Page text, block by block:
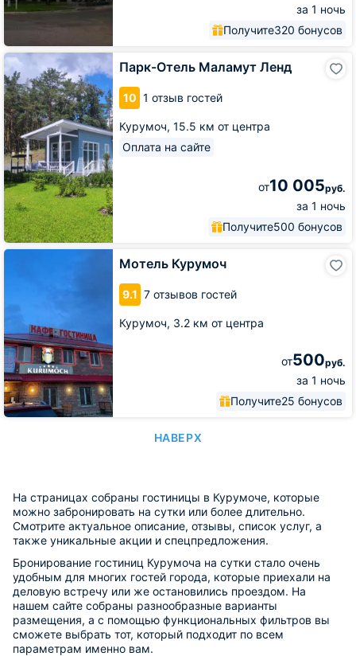
за 1 ночь
Получите320 бонусов
Парк-Отель Маламут Ленд
10 1 отзыв гостей
Курумоч, 15.5 км от центра
Оплата на сайте
от10 005руб.
за 1 ночь
Получите500 бонусов
Парк-
Отель
Маламут
Ленд
Мотель Курумоч
9.1 7 отзывов гостей
Курумоч, 3.2 км от центра
от500руб.
за 1 ночь
Получите25 бонусов
Мотель
НАВЕРХ
На страницах собраны гостиницы в Курумоче, которые
можно забронировать на сутки или более длительно.
Смотрите актуальное описание, отзывы, список услуг, а
также уникальные акции и спецпредложения.
Бронирование гостиниц Курумоча на сутки стало очень
удобным для многих гостей города, которые приехали на
деловую встречу или же остановились проездом. На
нашем сайте собраны разнообразные варианты
размещения, а с помощью функциональных фильтров вы
сможете выбрать тот, который подходит по всем
параметрам именно вам.